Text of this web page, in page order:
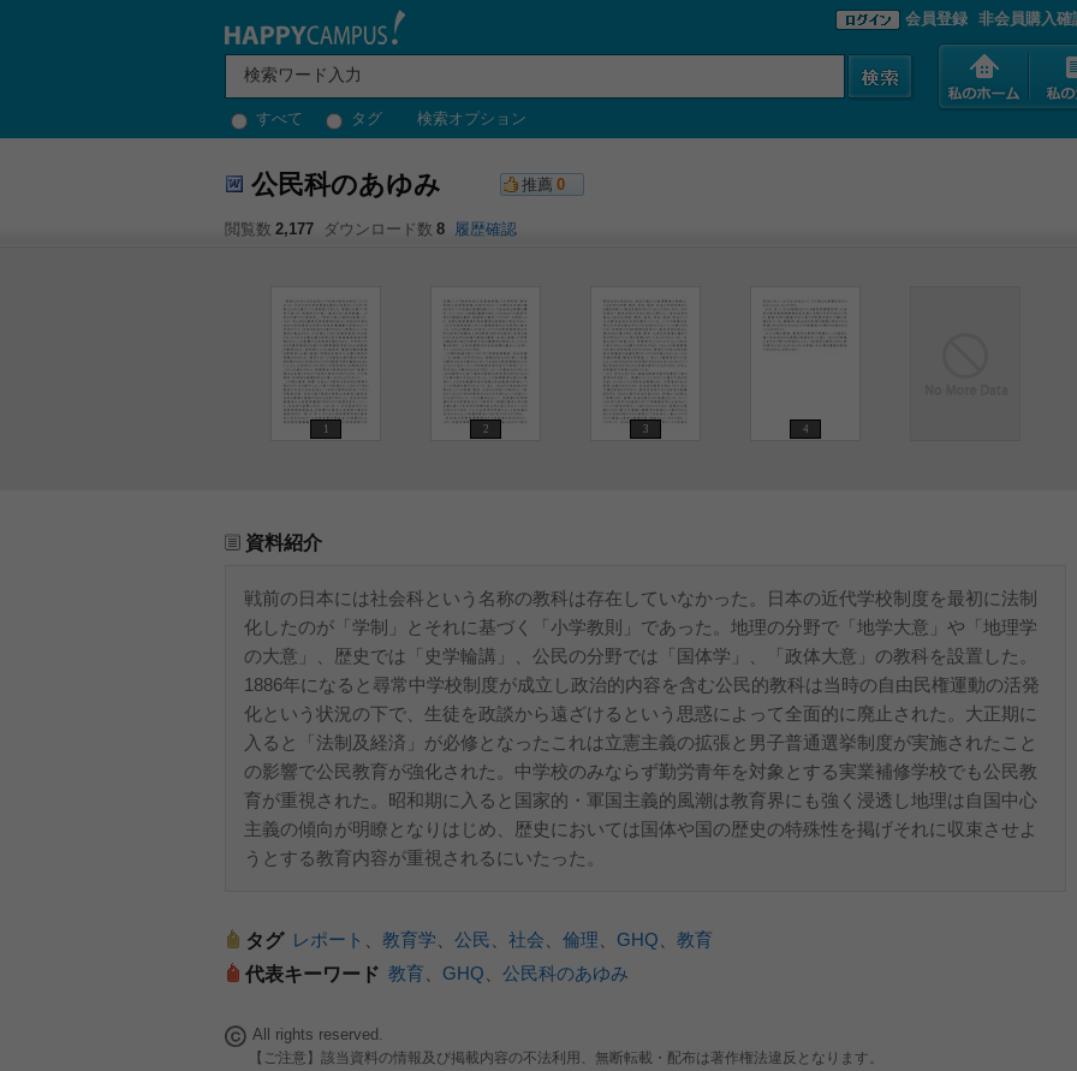
すべて タグ 検索オプション
会員登録 非会員購入確
公民科のあゆみ 推薦 0
閲覧数 2,177 ダウンロード数 8 履歴確認
1 2 3 4
資料紹介
戦前の日本には社会科という名称の教科は存在していなかった。日本の近代学校制度を最初に法制
化したのが「学制」とそれに基づく「小学教則」であった。地理の分野で「地学大意」や「地理学
の大意」、歴史では「史学輪講」、公民の分野では「国体学」、「政体大意」の教科を設置した。
1886年になると尋常中学校制度が成立し政治的内容を含む公民的教科は当時の自由民権運動の活発
化という状況の下で、生徒を政談から遠ざけるという思惑によって全面的に廃止された。大正期に
入ると「法制及経済」が必修となったこれは立憲主義の拡張と男子普通選挙制度が実施されたこと
の影響で公民教育が強化された。中学校のみならず勤労青年を対象とする実業補修学校でも公民教
育が重視された。昭和期に入ると国家的・軍国主義的風潮は教育界にも強く浸透し地理は自国中心
主義の傾向が明瞭となりはじめ、歴史においては国体や国の歴史の特殊性を掲げそれに収束させよ
うとする教育内容が重視されるにいたった。
タグ レポート 教育学 公民 社会 倫理 GHQ
教育
代表キーワード 教育 GHQ 公民科のあゆみ
All rights reserved.
【ご注意】該当資料の情報及び掲載内容の不法利用、無断転載・配布は著作権法違反となります。